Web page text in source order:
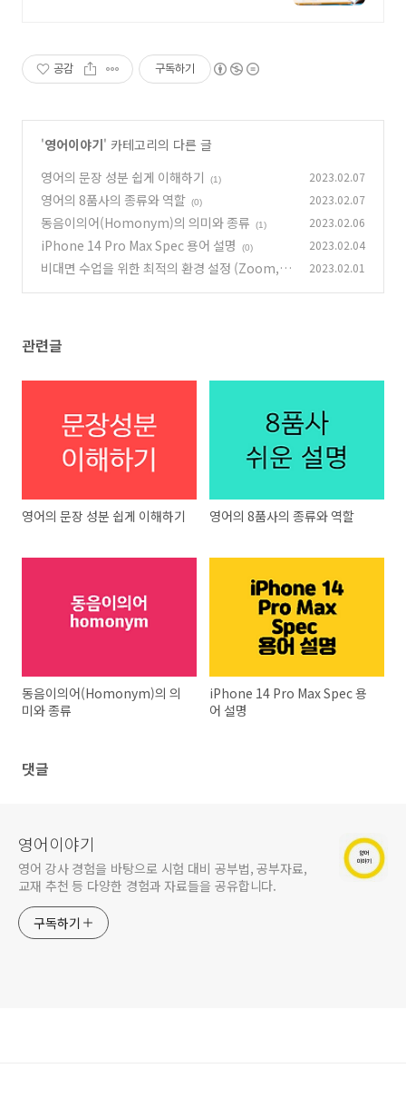
공감 구독하기
'영어이야기' 카테고리의 다른 글
영어의 문장 성분 쉽게 이해하기
(1) 2023.02.07
영어의 8품사의 종류와 역할 (0) 2023.02.07
동음이의어(Homonym)의 의미와 종류 (1) 2023.02.06
iPhone 14 Pro Max Spec 용어 설명 (0) 2023.02.04
비대면 수업을 위한 최적의 환경 설정 (Zoom,
2023.02.01
관련글
영어의 문장 성분 쉽게 이해하기 영어의 8품사의 종류와 역할
동음이의어(Homonym)의 의
미와 종류
iPhone 14 Pro Max Spec 용
어 설명
댓글
영어이야기
영어 강사 경험을 바탕으로 시험 대비 공부법, 공부자료,
교재 추천 등 다양한 경험과 자료들을 공유합니다.
구독하기